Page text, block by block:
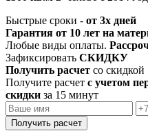
Быстрые сроки - от 3х дней
Гарантия от 10 лет на
Любые виды оплаты.
Зафиксировать СКИДКУ
Получить расчет со скидкой
Получите расчет с учетом
скидки за 15 минут
Получить расчет